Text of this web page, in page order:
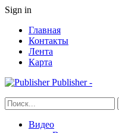
Sign in
Главная
Контакты
Лента
Карта
Publisher -
Видео